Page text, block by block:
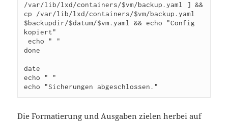
/var/lib/lxd/containers/$vm/backup.yaml ] &&
cp /var/lib/lxd/containers/$vm/backup.yaml
$backupdir/$datum/$vm.yaml && echo "Config
kopiert"
echo " "
done
date
echo " "
echo "Sicherungen abgeschlossen."
Die Formatierung und Ausgaben zielen herbei auf